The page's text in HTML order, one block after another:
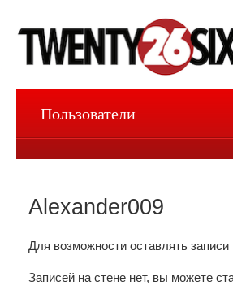
Пользователи
Alexander009
Для возможности оставлять
Записей на стене нет, вы можете